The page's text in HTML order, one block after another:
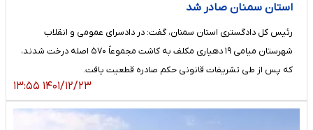
استان سمنان صادر شد
رئیس کل دادگستری استان سمنان، گفت: در دادسرای عمومی و انقلاب
شهرستان میامی ۱۹ دهیاری مکلف به کاشت مجموعاً ۵۷۰ اصله درخت شدند،
که پس از طی تشریفات قانونی حکم صادره قطعیت یافت.
۱۴۰۱/۱۲/۲۳ ۱۳:۵۵